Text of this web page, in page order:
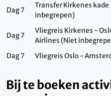
Dag 7
Transfer Kirkenes
inbegrepen)
Dag 7
Vliegreis Kirkenes -
Airlines (Niet
Dag 7
Vliegreis Oslo -
Bij te boeken